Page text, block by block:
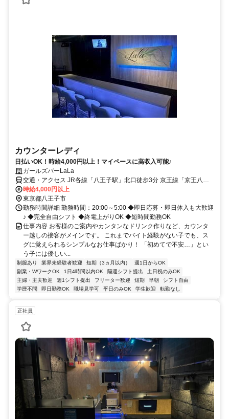
カウンターレディ
日払いOK！時給4,000円以上！マイペースに高収入可能♪
ガールズバーLaLa
交通・アクセス JR各線「八王子駅」北口徒歩3分 京王線「京王八王
子駅」徒歩5分
時給4,000円以上
東京都八王子市
勤務時間詳細 勤務時間：20:00～5:00 ◆即日応募・即日体入も大歓迎
♪ ◆完全自由シフト ◆終電上がりOK ◆短時間勤務OK
仕事内容 お客様のご案内やカンタンなドリンク作りなど、カウンタ
ー越しの接客がメインです。 これまでバイト経験がない子でも、ス
グに覚えられるシンプルなお仕事ばかり！ 「初めてで不安…」とい
う子には優しい...
制服あり 業界未経験者歓迎 短期（3ヵ月以内）
週1日からOK
副業・WワークOK
1日4時間以内OK 隔週シフト提出
土日祝のみOK
主婦・主夫歓迎
週1シフト提出 フリーター歓迎 短期 早朝
シフト自由
学歴不問
即日勤務OK 職場見学可 平日のみOK 学生歓迎 転勤なし
正社員